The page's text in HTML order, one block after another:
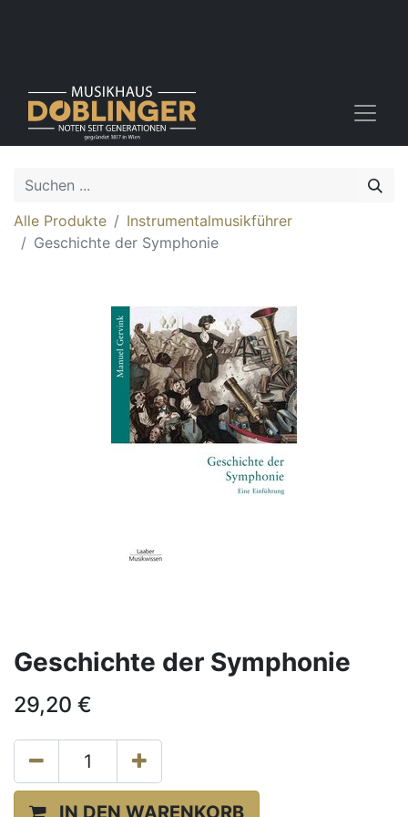
Alle Produkte
Instrumentalmusikführer
Geschichte der Symphonie
Geschichte der Symphonie
29,20 €
IN DEN WARENKORB